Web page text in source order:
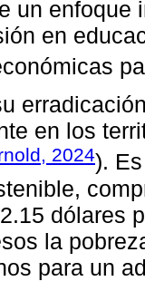
un
en
en los
2024).
dólares
la
para un